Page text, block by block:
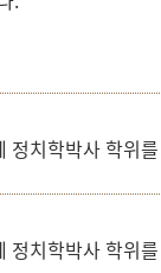
정치학박사 학위를
정치학박사 학위를